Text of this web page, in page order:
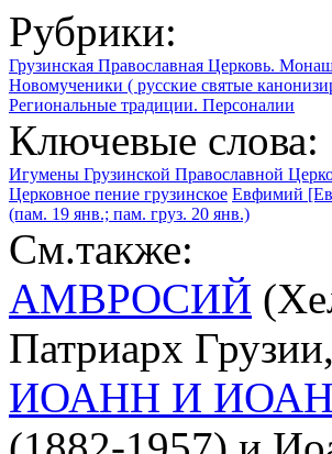
Рубрики:
Грузинская Православная Церковь.
Новомученики ( русские святые
Региональные традиции. Персоналии
Ключевые слова:
Игумены Грузинской Православной
Церковное пение грузинское Евфимий
(пам. 19 янв.; пам. груз. 20 янв.)
См.также:
АМВРОСИЙ
Патриарх
ИОАНН И